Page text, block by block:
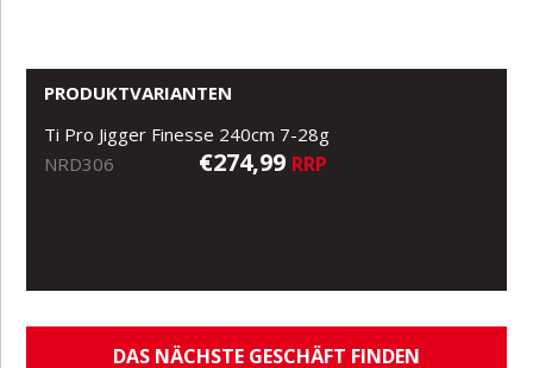
PRODUKTVARIANTEN
Ti Pro Jigger Finesse 240cm 7-28g
NRD306
€274,99 RRP
DAS NÄCHSTE GESCHÄFT FINDEN